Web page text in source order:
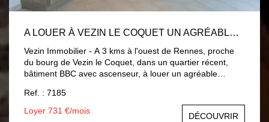
A LOUER À VEZIN LE COQUET UN AGRÉABLE APPARTEMENT T3 DE 65 M2 AVEC 2 BALCONS
Vezin Immobilier - A 3 kms à l'ouest de Rennes, proche
du bourg de Vezin le Coquet, dans un quartier récent,
bâtiment BBC avec ascenseur, à louer un agréable
étage. Il comprenant une entrée avec placard aménagé,
un séjour (27 m2) avec une belle cuisine ouverte
aménagée et équipée (four, hotte et plaques électriques) ,
Ref. : 7185
Loyer 731 €/mois
DÉCOUVRIR